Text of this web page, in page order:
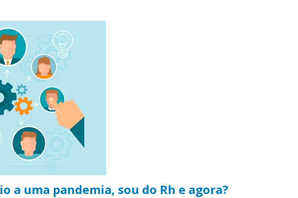
a uma pandemia, sou do Rh e agora?